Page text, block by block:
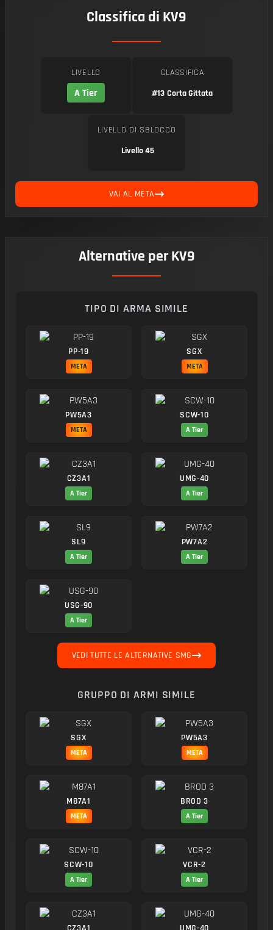
Classifica di KV9
LIVELLO
A Tier
CLASSIFICA
#13 Corta Gittata
LIVELLO DI SBLOCCO
Livello 45
VAI AL META
Alternative per KV9
TIPO DI ARMA SIMILE
PP-19
META
SGX
META
PW5A3
META
SCW-10
A Tier
CZ3A1
A Tier
UMG-40
A Tier
SL9
A Tier
PW7A2
A Tier
USG-90
A Tier
VEDI TUTTE LE ALTERNATIVE SMG
GRUPPO DI ARMI SIMILE
SGX
META
PW5A3
META
M87A1
META
BROD 3
A Tier
SCW-10
A Tier
VCR-2
A Tier